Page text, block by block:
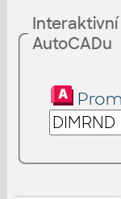
AutoCADu